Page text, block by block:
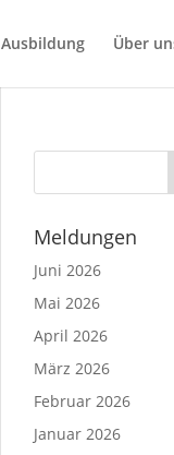
Ausbildung Über
Meldungen
Juni 2026
Mai 2026
April 2026
März 2026
Februar 2026
Januar 2026